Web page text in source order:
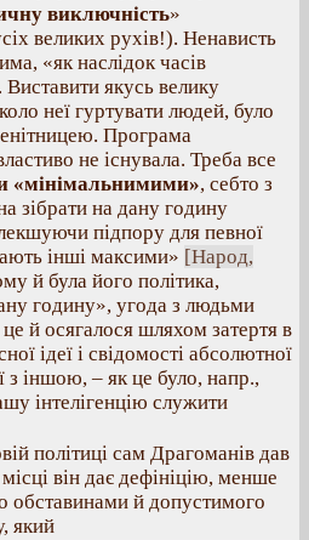
виключність»
великих рухів!). Ненависть
«як наслідок часів
Виставити якусь велику
неї гуртувати людей, було
Програма
не існувала. Треба все
«мінімальнимими», себто з
зібрати на дану годину
підпору для певної
інші максими» [Народ,
й була його політика,
годину», угода з людьми
й осягалося шляхом затертя в
ідеї і свідомості абсолютної
з іншою, – як це було, напр.,
інтелігенцію служити
політиці сам Драгоманів дав
він дає дефініцію, менше
обставинами й допустимого
який